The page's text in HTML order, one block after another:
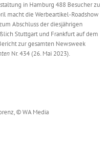
in Hamburg 488 Besucher zu
macht die Werbeartikel-Roadshow
Abschluss der diesjährigen
Stuttgart und Frankfurt auf dem
zur gesamten Newsweek
Nr. 434 (26. Mai 2023).
© WA Media